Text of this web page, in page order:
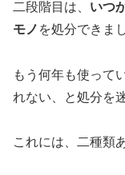
二段階目は、 いつ
モノ を処分できま
もう何年も使って
れない、と処分を
これには、二種類